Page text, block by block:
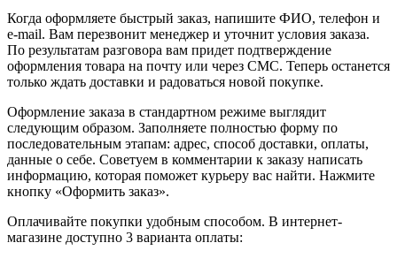
Когда оформляете быстрый заказ, напишите ФИО, телефон и
e-mail. Вам перезвонит менеджер и уточнит условия заказа.
По результатам разговора вам придет подтверждение
оформления товара на почту или через СМС. Теперь останется
только ждать доставки и радоваться новой покупке.
Оформление заказа в стандартном режиме выглядит
следующим образом. Заполняете полностью форму по
последовательным этапам: адрес, способ доставки, оплаты,
данные о себе. Советуем в комментарии к заказу написать
информацию, которая поможет курьеру вас найти. Нажмите
кнопку «Оформить заказ».
Оплачивайте покупки удобным способом. В интернет-
магазине доступно 3 варианта оплаты: